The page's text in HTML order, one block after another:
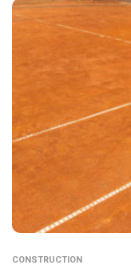
CONSTRUCTION